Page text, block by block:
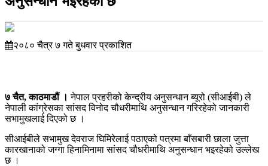
२०८० चैत्र ७ गते बुधवार प्रकाशित
७ चैत, काठमाडौं । नेपाल प्रहरीको केन्द्रीय अनुसन्धान ब्यूरो (सीआईबी) ले
नेपाली कांग्रेसका सांसद विनोद चौधरीमाथि अनुसन्धान गरिरहेको जानकारी
सभामुखलाई दिएको छ ।
सीआईबीले सभामुख देवराज घिमिरेलाई पठाएको पत्रमा बाँसबारी छाला जुत्ता
कारखानाको जग्गा हिनामिनामा सांसद चौधरीमाथि अनुसन्धान भइरहेको उल्लेख
छ ।